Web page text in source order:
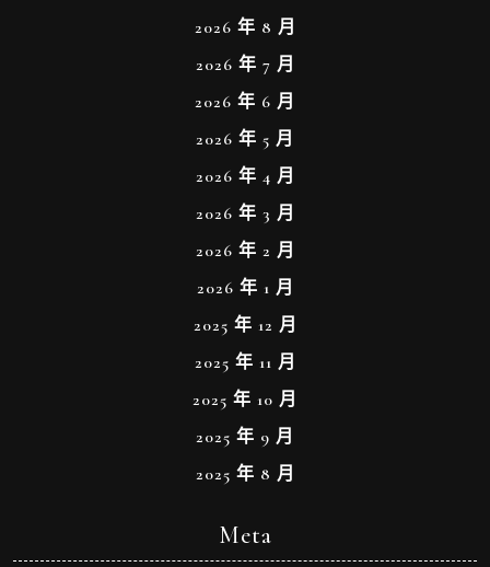
2026 年 8 月
2026 年 7 月
2026 年 6 月
2026 年 5 月
2026 年 4 月
2026 年 3 月
2026 年 2 月
2026 年 1 月
2025 年 12 月
2025 年 11 月
2025 年 10 月
2025 年 9 月
2025 年 8 月
Meta